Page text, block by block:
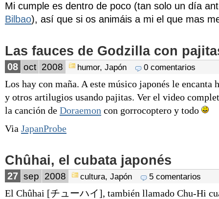
Mi cumple es dentro de poco (tan solo un día
Bilbao), así que si os animáis a mi el que mas
Las fauces de Godzilla con
08 oct 2008 humor, Japón 0 comentarios
Los hay con maña. A este músico japonés le encanta
y otros artilugios usando pajitas. Ver el video
la canción de Doraemon con gorrocoptero y todo
Via JapanProbe
Chûhai, el cubata japonés
27 sep 2008 cultura, Japón 5 comentarios
El Chûhai [チューハイ], también llamado Chu-Hi